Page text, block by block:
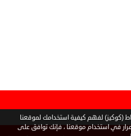
(كوكيز) لفهم كيفية استخدامك لموقعنا
في استخدام موقعنا ، فإنك توافق على